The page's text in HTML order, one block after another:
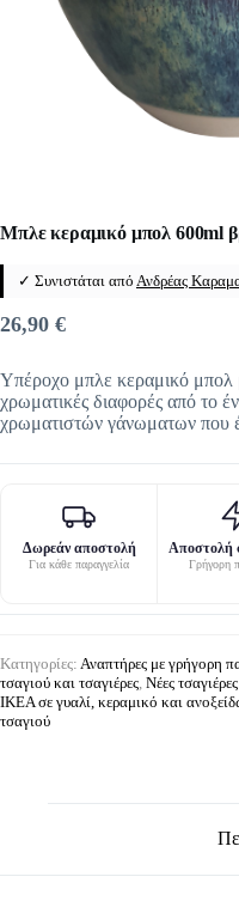
Μπλε κεραμικό μπολ 600ml
✓ Συνιστάται από Ανδρέας
26,90 €
Υπέροχο μπλε κεραμικό μπολ
χρωματικές διαφορές από το
χρωματιστών γάνωματων που
Δωρεάν αποστολή
Για κάθε παραγγελία
Αποστολή
Γρήγορη
Κατηγορίες: Αναπτήρες με γρήγορη
τσαγιού και τσαγιέρες Νέες
IKEA σε γυαλί, κεραμικό και
τσαγιού